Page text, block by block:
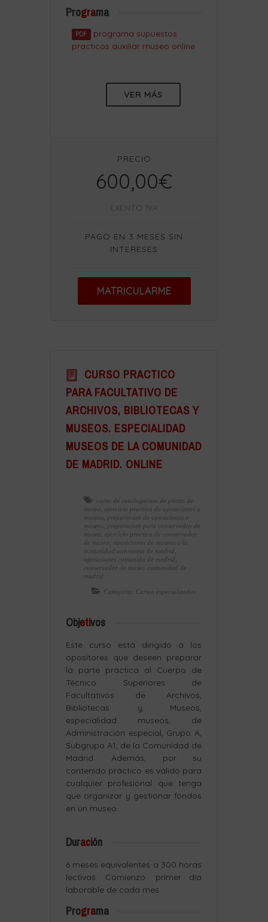
Programa
PDF
programa supuestos
practicos auxiliar museo online
VER MÁS
PRECIO
600,00€
EXENTO IVA
PAGO EN 3 MESES SIN
INTERESES
MATRICULARME
CURSO PRACTICO
PARA FACULTATIVO DE
ARCHIVOS, BIBLIOTECAS Y
MUSEOS. ESPECIALIDAD
MUSEOS DE LA COMUNIDAD
DE MADRID. ONLINE
curso de catalogacion de piezas de
museo
ejercicio practico de oposiciones a
museos
preparacion de oposiciones a
museos
preparacion para conservador de
museo
ejercicio practico de conservador
de museo
oposiciones de museos a la
comunidad autonoma de madrid
oposiciones comunida de madrid
conservador de museo comunidad de
madrid
Categoría: Cursos especializados
Objetivos
Este curso está dirigido a los
opositores que deseen preparar
la parte práctica al Cuerpo de
Técnico Superiores de
Facultativos de Archivos,
Bibliotecas y Museos,
especialidad museos, de
Administración especial, Grupo A,
Subgrupo A1, de la Comunidad de
Madrid. Además, por su
contenido práctico es válido para
cualquier profesional que tenga
que organizar y gestionar fondos
en un museo.
Duración
6 meses equivalentes a 300 horas
lectivas. Comienzo: primer día
laborable de cada mes.
Programa